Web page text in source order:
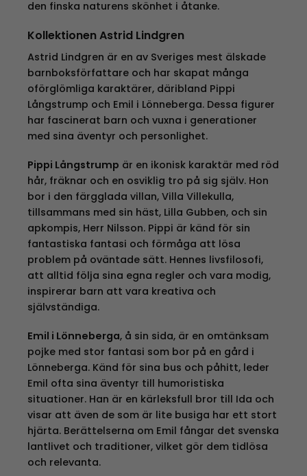
den finska naturens skönhet i åtanke.
Kollektionen Astrid Lindgren
Astrid Lindgren är en av Sveriges mest älskade
barnboksförfattare och har skapat många
oförglömliga karaktärer, däribland Pippi
Långstrump och Emil i Lönneberga. Dessa figurer
har fascinerat barn och vuxna i generationer
med sina äventyr och personlighet.
Pippi Långstrump är en ikonisk karaktär med röd
hår, fräknar och en osviklig tro på sig själv. Hon
bor i den färgglada villan, Villa Villekulla,
tillsammans med sin häst, Lilla Gubben, och sin
apkompis, Herr Nilsson. Pippi är känd för sin
fantastiska fantasi och förmåga att lösa
problem på oväntade sätt. Hennes livsfilosofi,
att alltid följa sina egna regler och vara modig,
inspirerar barn att vara kreativa och
självständiga.
Emil i Lönneberga, å sin sida, är en omtänksam
pojke med stor fantasi som bor på en gård i
Lönneberga. Känd för sina bus och påhitt, leder
Emil ofta sina äventyr till humoristiska
situationer. Han är en kärleksfull bror till Ida och
visar att även de som är lite busiga har ett stort
hjärta. Berättelserna om Emil fångar det svenska
lantlivet och traditioner, vilket gör dem tidlösa
och relevanta.